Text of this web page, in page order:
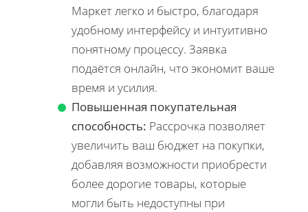
Маркет легко и быстро, благодаря
удобному интерфейсу и интуитивно
понятному процессу. Заявка
подаётся онлайн, что экономит ваше
время и усилия.
Повышенная покупательная
способность: Рассрочка позволяет
увеличить ваш бюджет на покупки,
добавляя возможности приобрести
более дорогие товары, которые
могли быть недоступны при